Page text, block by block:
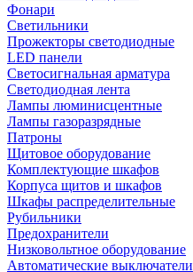
Фонари
Светильники
Прожекторы светодиодные
LED панели
Светосигнальная арматура
Светодиодная лента
Лампы люминисцентные
Лампы газоразрядные
Патроны
Щитовое оборудование
Комплектующие шкафов
Корпуса щитов и шкафов
Шкафы распределительные
Рубильники
Предохранители
Низковольтное оборудование
Автоматические выключатели